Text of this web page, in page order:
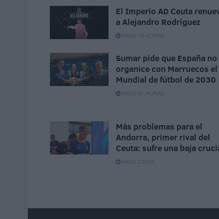
El Imperio AD Ceuta
a Alejandro Rodríguez
HACE 19 HORAS
Sumar pide que España no
organice con Marruecos el
Mundial de fútbol de 2030
HACE 21 HORAS
Más problemas para el
Andorra, primer rival del
Ceuta: sufre una baja
HACE 2 DÍAS